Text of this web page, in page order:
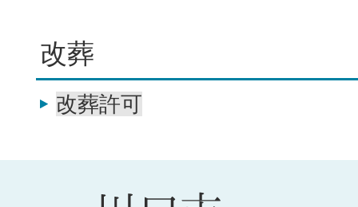
改葬
改葬許可